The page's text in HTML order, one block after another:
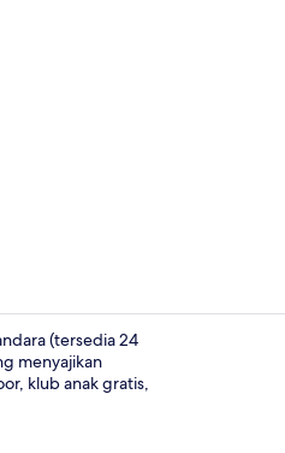
(tersedia 24
menyajikan
klub anak gratis,